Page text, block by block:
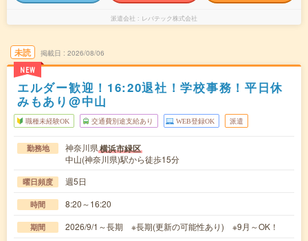
派遣会社 レバテック株式会社
未読
NEW
掲載日 2026/08/06
エルダー歓迎！16:20退社！学校事務！平日休
みもあり@中山
職種未経験OK 交通費別途支給あり WEB登録OK 派遣
勤務地 神奈川県横浜市緑区
中山(神奈川県)駅から徒歩15分
曜日頻度 週5日
時間 8:20～16:20
期間 2026/9/1～長期 ※長期(更新の可能性あり) ※9月～OK！